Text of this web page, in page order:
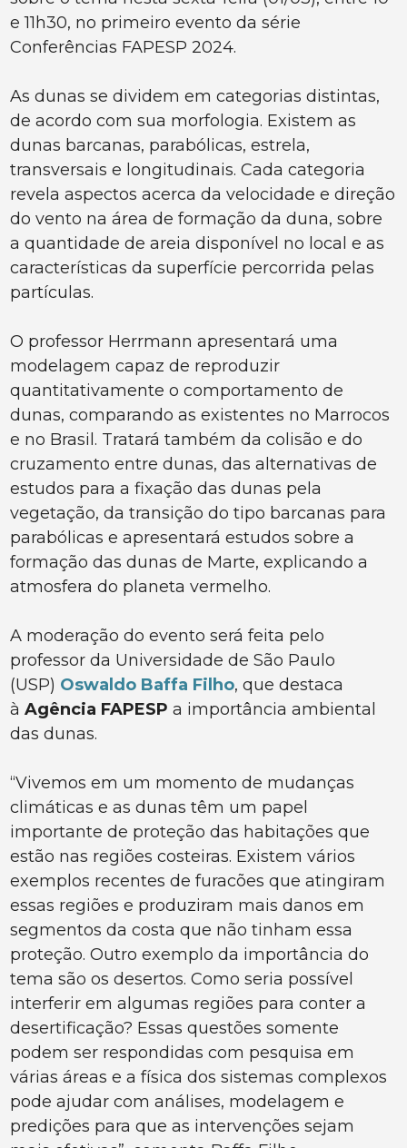
e 11h30, no primeiro evento da série
Conferências FAPESP 2024.
As dunas se dividem em categorias distintas,
de acordo com sua morfologia. Existem as
dunas barcanas, parabólicas, estrela,
transversais e longitudinais. Cada categoria
revela aspectos acerca da velocidade e direção
do vento na área de formação da duna, sobre
a quantidade de areia disponível no local e as
características da superfície percorrida pelas
partículas.
O professor Herrmann apresentará uma
modelagem capaz de reproduzir
quantitativamente o comportamento de
dunas, comparando as existentes no Marrocos
e no Brasil. Tratará também da colisão e do
cruzamento entre dunas, das alternativas de
estudos para a fixação das dunas pela
vegetação, da transição do tipo barcanas para
parabólicas e apresentará estudos sobre a
formação das dunas de Marte, explicando a
atmosfera do planeta vermelho.
A moderação do evento será feita pelo
professor da Universidade de São Paulo
(USP) Oswaldo Baffa Filho, que destaca
àAgência FAPESP a importância ambiental
das dunas.
“Vivemos em um momento de mudanças
climáticas e as dunas têm um papel
importante de proteção das habitações que
estão nas regiões costeiras. Existem vários
exemplos recentes de furacões que atingiram
essas regiões e produziram mais danos em
segmentos da costa que não tinham essa
proteção. Outro exemplo da importância do
tema são os desertos. Como seria possível
interferir em algumas regiões para conter a
desertificação? Essas questões somente
podem ser respondidas com pesquisa em
várias áreas e a física dos sistemas complexos
pode ajudar com análises, modelagem e
predições para que as intervenções sejam